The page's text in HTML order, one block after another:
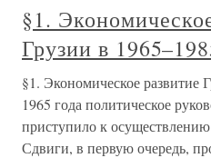
§1.
Грузии в
§1. Экономическое развитие
1965 года политическое
приступило к
Сдвиги, в первую очередь,